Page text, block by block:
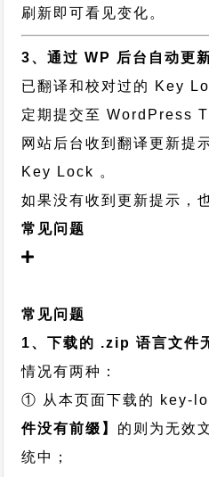
刷新即可看见变化。
3、通过 WP 后台自动更新
已翻译和校对过的 Key
定期提交至 WordPress
网站后台收到翻译更新提
Key Lock 。
如果没有收到更新提示，
常见问题
常见问题
1、下载的 .zip 语言文件
情况有两种：
① 从本页面下载的 key-
件没有前缀】 的则为无效
统中；